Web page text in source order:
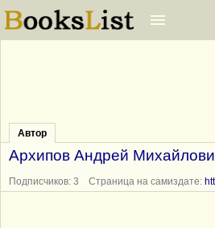
Автор
Архипов Андрей
Подписчиков: 3 Страница на самиздате: